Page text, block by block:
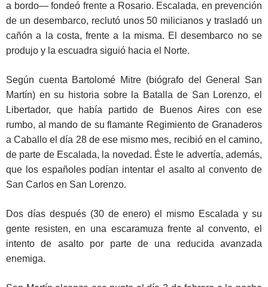
a bordo— fondeó frente a Rosario. Escalada, en prevención
de un desembarco, reclutó unos 50 milicianos y trasladó un
cañón a la costa, frente a la misma. El desembarco no se
produjo y la escuadra siguió hacia el Norte.
Según cuenta Bartolomé Mitre (biógrafo del General San
Martín) en su historia sobre la Batalla de San Lorenzo, el
Libertador, que había partido de Buenos Aires con ese
rumbo, al mando de su flamante Regimiento de Granaderos
a Caballo el día 28 de ese mismo mes, recibió en el camino,
de parte de Escalada, la novedad. Éste le advertía, además,
que los españoles podían intentar el asalto al convento de
San Carlos en San Lorenzo.
Dos días después (30 de enero) el mismo Escalada y su
gente resisten, en una escaramuza frente al convento, el
intento de asalto por parte de una reducida avanzada
enemiga.